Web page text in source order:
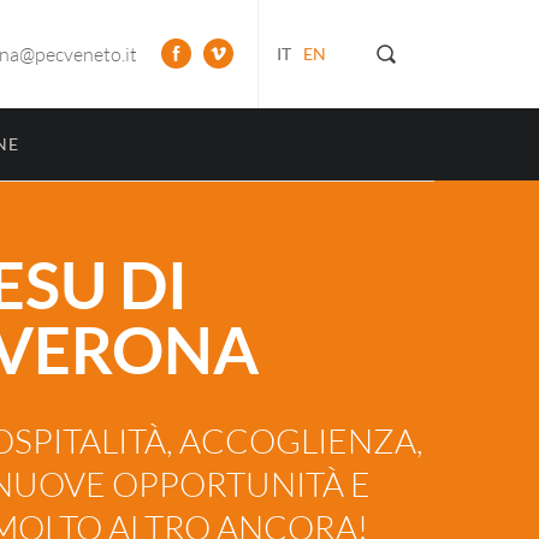
IT EN
DI
ACCOGLIENZA,
OPPORTUNITÀ E
ALTRO ANCORA!